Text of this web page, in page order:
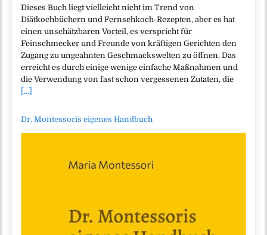
Dieses Buch liegt vielleicht nicht im Trend von
Diätkochbüchern und Fernsehkoch-Rezepten, aber es hat
einen unschätzbaren Vorteil, es verspricht für
Feinschmecker und Freunde von kräftigen Gerichten den
Zugang zu ungeahnten Geschmackswelten zu öffnen. Das
erreicht es durch einige wenige einfache Maßnahmen und
die Verwendung von fast schon vergessenen Zutaten, die
[...]
Dr. Montessoris eigenes Handbuch